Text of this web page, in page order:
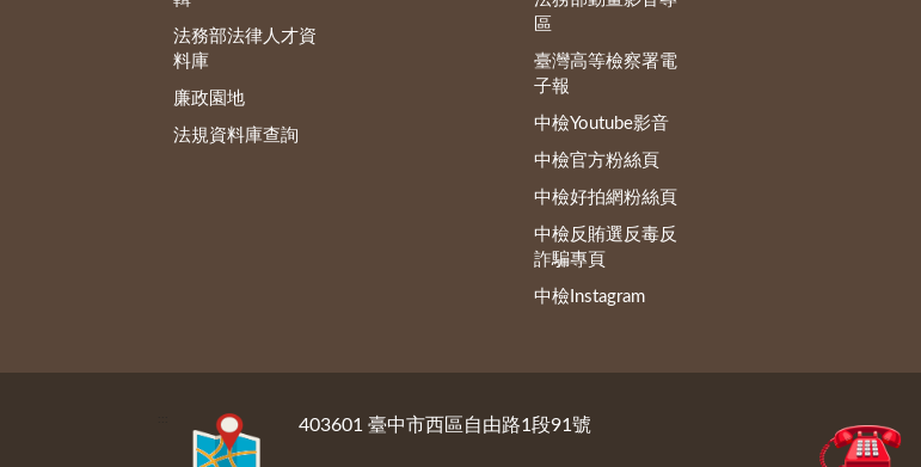
法務部法律人才資
料庫
廉政園地
法規資料庫查詢
區
臺灣高等檢察署電
子報
中檢Youtube影音
中檢官方粉絲頁
中檢好拍網粉絲頁
中檢反賄選反毒反
詐騙專頁
中檢Instagram
403601 臺中市西區自由路1段91號